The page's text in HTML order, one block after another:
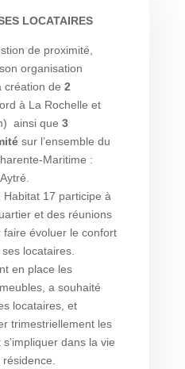
LOCATAIRES
de proximité,
organisation
création de 2
à La Rochelle et
ainsi que 3
sur l’ensemble du
Maritime :
17 participe à
et des réunions
évoluer le confort
locataires.
en place les
a souhaité
locataires, et
trimestriellement les
dans la vie